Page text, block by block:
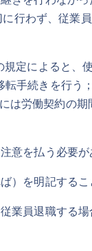
行わず、従業
定によると、
転手続きを行う
は労働契約の
意を払う必要が
）を明記するこ
業員退職する